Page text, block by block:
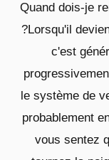
Quand dois-je
?Lorsqu'il
c'est
le système de
probablement
vous sentez